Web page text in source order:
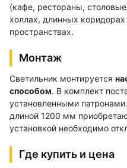
(кафе, рестораны,
холлах, длинных
пространствах.
Монтаж
Светильник монтируется
способом. В комплект
установленными
длиной 1200 мм
установкой необходимо
Где купить и цена